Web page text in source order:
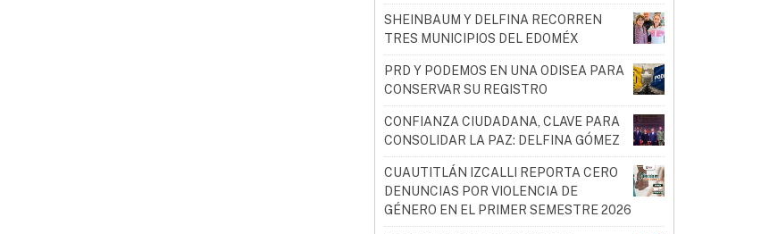
SHEINBAUM Y DELFINA RECORREN
TRES MUNICIPIOS DEL EDOMÉX
PRD Y PODEMOS EN UNA ODISEA PARA
CONSERVAR SU REGISTRO
CONFIANZA CIUDADANA, CLAVE PARA
CONSOLIDAR LA PAZ: DELFINA GÓMEZ
CUAUTITLÁN IZCALLI REPORTA CERO
DENUNCIAS POR VIOLENCIA DE
GÉNERO EN EL PRIMER SEMESTRE 2026